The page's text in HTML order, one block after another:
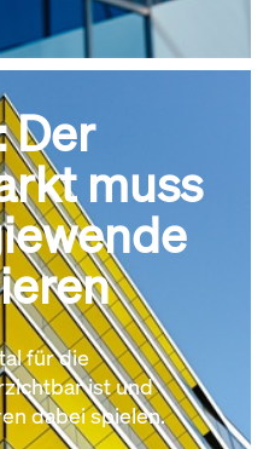
Der
muss
für die
ist und
dabei spielen.